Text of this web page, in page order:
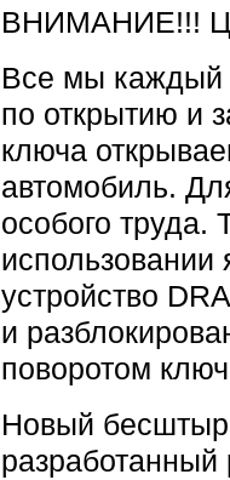
ВНИМАНИЕ!!!
Все мы каждый
по открытию и
ключа
автомобиль.
особого
использовании
устройство
и
поворотом
Новый